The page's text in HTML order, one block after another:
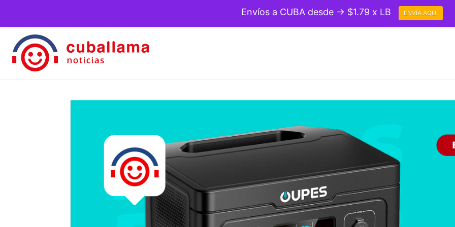
Envíos a CUBA desde → $1.79 x LB ENVÍA AQUÍ